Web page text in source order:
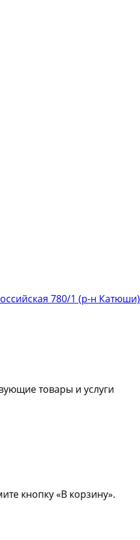
780/1 (р-н Катюши)
товары и услуги
кнопку «В корзину».